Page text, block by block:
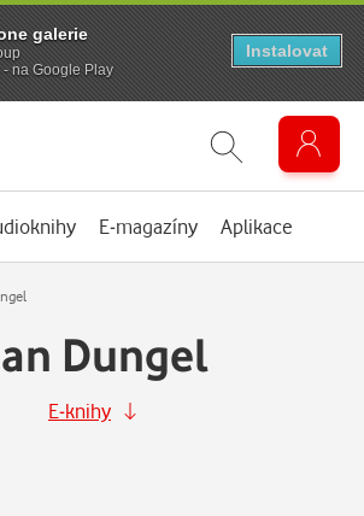
E-magazíny Aplikace
Dungel
E-knihy
galerie
- na Google Play
Instalovat